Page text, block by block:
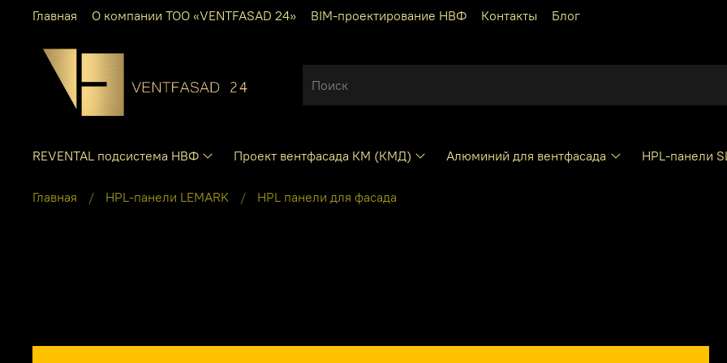
Главная О компании ТОО «VENTFASAD 24» BIM-проектирование НВФ Контакты Блог
REVENTAL подсистема НВФ Проект вентфасада КМ (КМД) Алюминий для вентфасада HPL-панели
Главная HPL-панели LEMARK HPL панели для фасада